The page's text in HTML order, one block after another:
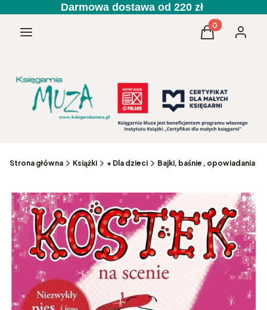
Darmowa dostawa od 220 zł
Menu Produkty w
Koszyk
Strona główna Książki + Dla dzieci Bajki, baśnie , opowiadania